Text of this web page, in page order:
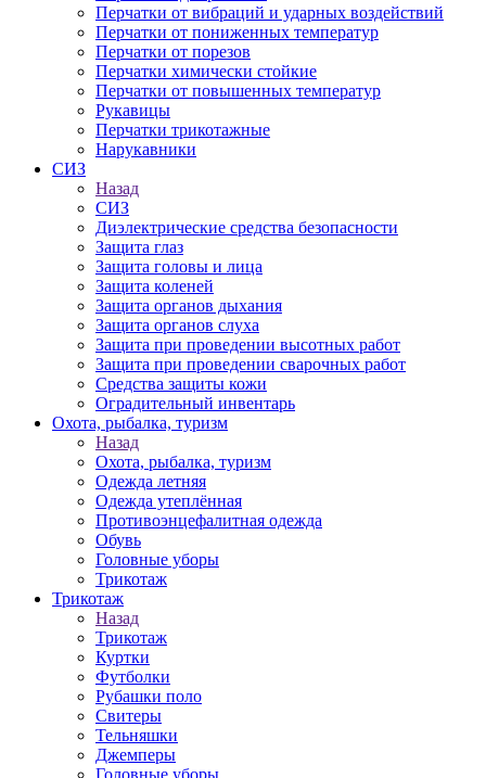
Перчатки от вибраций и ударных воздействий
Перчатки от пониженных температур
Перчатки от порезов
Перчатки химически стойкие
Перчатки от повышенных температур
Рукавицы
Перчатки трикотажные
Нарукавники
СИЗ
Назад
СИЗ
Диэлектрические средства безопасности
Защита глаз
Защита головы и лица
Защита коленей
Защита органов дыхания
Защита органов слуха
Защита при проведении высотных работ
Защита при проведении сварочных работ
Средства защиты кожи
Оградительный инвентарь
Охота, рыбалка, туризм
Назад
Охота, рыбалка, туризм
Одежда летняя
Одежда утеплённая
Противоэнцефалитная одежда
Обувь
Головные уборы
Трикотаж
Трикотаж
Назад
Трикотаж
Куртки
Футболки
Рубашки поло
Свитеры
Тельняшки
Джемперы
Головные уборы